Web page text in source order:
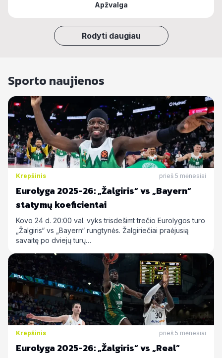
Apžvalga
Rodyti daugiau
Sporto naujienos
Krepšinis prieš 5 mėnesiai
Eurolyga 2025-26: „Žalgiris“ vs „Bayern“
statymų koeficientai
Kovo 24 d. 20:00 val. vyks trisdešimt trečio Eurolygos turo
„Žalgiris“ vs „Bayern“ rungtynės. Žalgiriečiai praėjusią
savaitę po dviejų turų…
Krepšinis prieš 5 mėnesiai
Eurolyga 2025-26: „Žalgiris“ vs „Real“